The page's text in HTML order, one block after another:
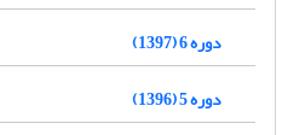
دوره 6 (1397)
دوره 5 (1396)